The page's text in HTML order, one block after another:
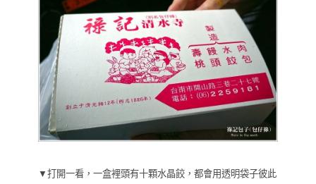
▼打開一看，一盒裡頭有十顆水晶餃，都會用透明袋子彼此